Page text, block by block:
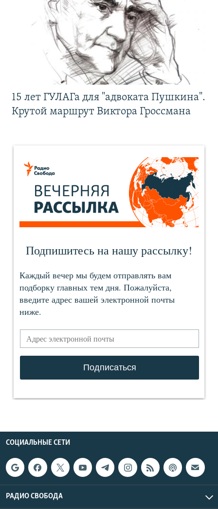
15 лет ГУЛАГа для "адвоката Пушкина".
Крутой маршрут Виктора Гроссмана
СОЦИАЛЬНЫЕ СЕТИ
РАДИО СВОБОДА